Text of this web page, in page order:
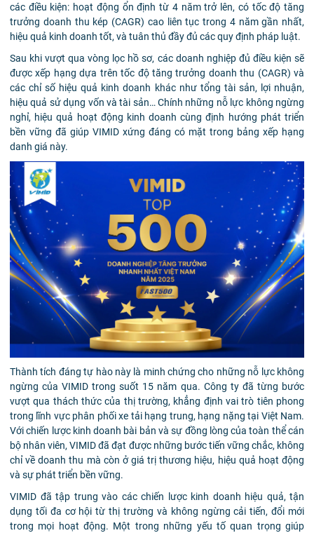
các điều kiện: hoạt động ổn định từ 4 năm trở lên, có tốc độ tăng
trưởng doanh thu kép (CAGR) cao liên tục trong 4 năm gần nhất,
hiệu quả kinh doanh tốt, và tuân thủ đầy đủ các quy định pháp luật.
Sau khi vượt qua vòng lọc hồ sơ, các doanh nghiệp đủ điều kiện sẽ
được xếp hạng dựa trên tốc độ tăng trưởng doanh thu (CAGR) và
các chỉ số hiệu quả kinh doanh khác như tổng tài sản, lợi nhuận,
hiệu quả sử dụng vốn và tài sản… Chính những nỗ lực không ngừng
nghỉ, hiệu quả hoạt động kinh doanh cùng định hướng phát triển
bền vững đã giúp VIMID xứng đáng có mặt trong bảng xếp hạng
danh giá này.
Thành tích đáng tự hào này là minh chứng cho những nỗ lực không
ngừng của VIMID trong suốt 15 năm qua. Công ty đã từng bước
vượt qua thách thức của thị trường, khẳng định vai trò tiên phong
trong lĩnh vực phân phối xe tải hạng trung, hạng nặng tại Việt Nam.
Với chiến lược kinh doanh bài bản và sự đồng lòng của toàn thể cán
bộ nhân viên, VIMID đã đạt được những bước tiến vững chắc, không
chỉ về doanh thu mà còn ở giá trị thương hiệu, hiệu quả hoạt động
và sự phát triển bền vững.
VIMID đã tập trung vào các chiến lược kinh doanh hiệu quả, tận
dụng tối đa cơ hội từ thị trường và không ngừng cải tiến, đổi mới
trong mọi hoạt động. Một trong những yếu tố quan trọng giúp